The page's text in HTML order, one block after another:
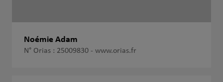
Noémie Adam
N° Orias : 25009830 - www.orias.fr